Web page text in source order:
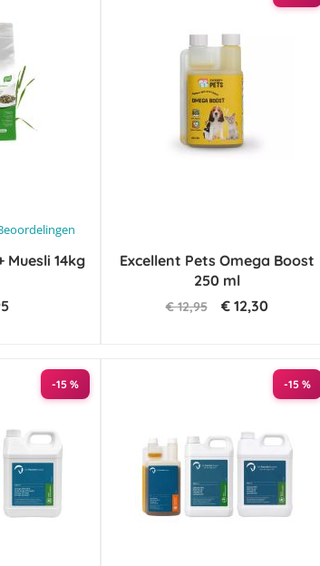
14kg
Excellent Pets Omega Boost
250 ml
€ 12,95 € 12,30
-15 % -15 %